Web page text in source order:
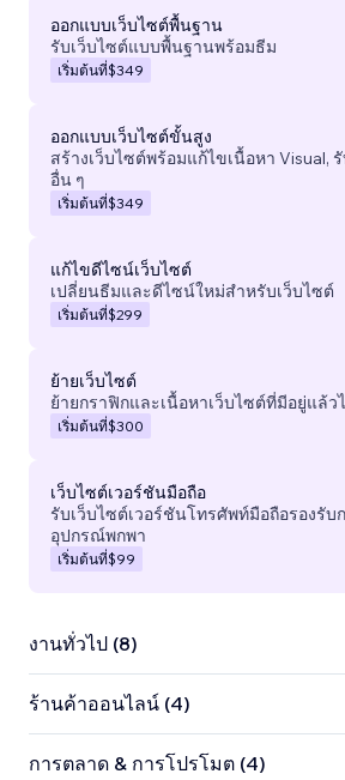
ออกแบบเว็บไซต์พื้นฐาน
รับเว็บไซต์แบบพื้นฐานพร้อมธีม
เริ่มต้นที่$349
ออกแบบเว็บไซต์ขั้นสูง
สร้างเว็บไซต์พร้อมแก้ไขเนื้อหา Visual,
อื่น ๆ
เริ่มต้นที่$349
แก้ไขดีไซน์เว็บไซต์
เปลี่ยนธีมและดีไซน์ใหม่สำหรับเว็บไซต์
เริ่มต้นที่$299
ย้ายเว็บไซต์
ย้ายกราฟิกและเนื้อหาเว็บไซต์ที่มีอยู่แล้ว
เริ่มต้นที่$300
เว็บไซต์เวอร์ชันมือถือ
รับเว็บไซต์เวอร์ชันโทรศัพท์มือถือรองรับ
อุปกรณ์พกพา
เริ่มต้นที่$99
งานทั่วไป (8)
ร้านค้าออนไลน์ (4)
การตลาด & การโปรโมต (4)